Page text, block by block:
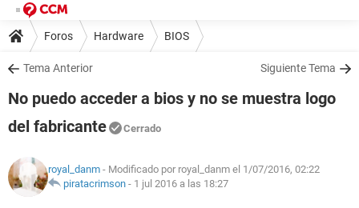
Foros Hardware BIOS
Tema Anterior Siguiente Tema
No puedo acceder a bios y no se muestra logo
del fabricante
Cerrado
royal_danm - Modificado por royal_danm el 1/07/2016, 02:22
piratacrimson - 1 jul 2016 a las 18:27